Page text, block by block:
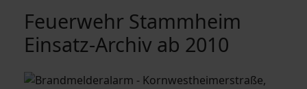
Feuerwehr Stammheim
Einsatz-Archiv ab 2010